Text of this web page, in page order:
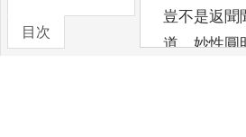
目次
豈不是返聞
道。妙性圓